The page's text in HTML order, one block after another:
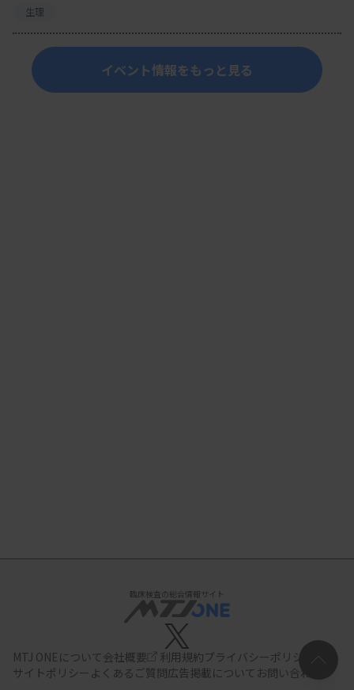
生理
イベント情報をもっと見る
臨床検査の総合情報サイト
MTJ ONEについて会社概要 利用規約プライバシーポリシー
サイトポリシー よくあるご質問広告掲載について お問い合わせ